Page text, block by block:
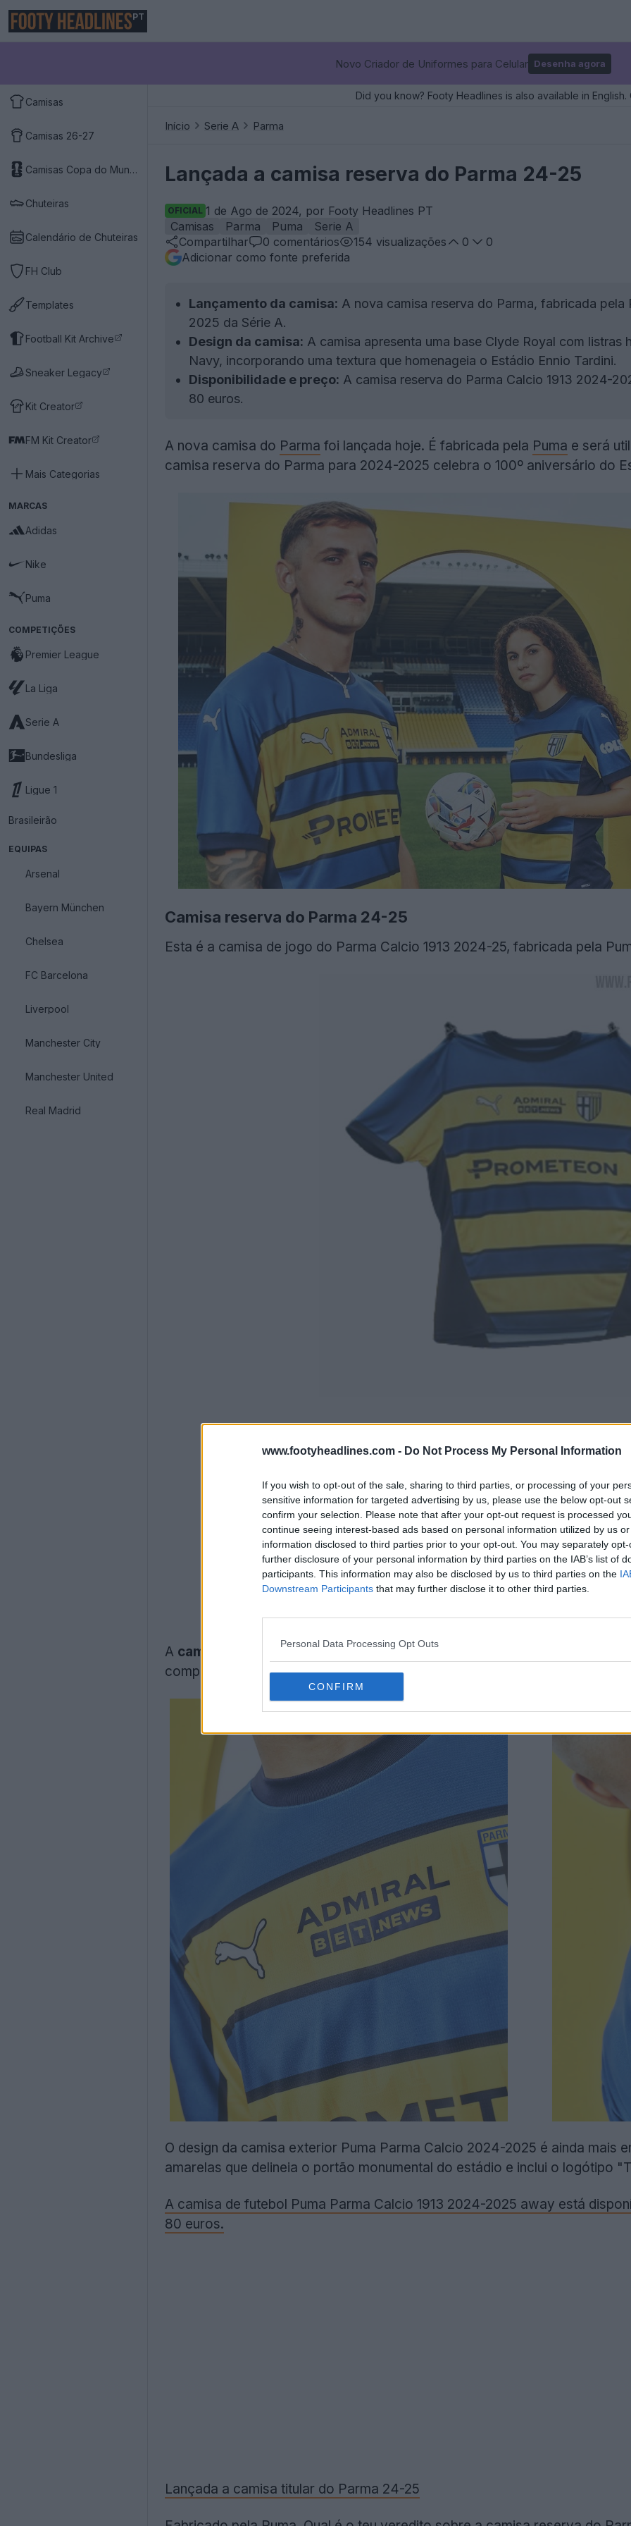
www.footyheadlines.com - Do Not Process My Personal Information
If you wish to opt-out of the sale, sharing to third parties, or processing of your
sensitive information for targeted advertising by us, please use the below opt-out
confirm your selection. Please note that after your opt-out request is processed
continue seeing interest-based ads based on personal information utilized by us
information disclosed to third parties prior to your opt-out. You may separately
further disclosure of your personal information by third parties on the IAB’s list of
participants. This information may also be disclosed by us to third parties on the
Downstream Participants that may further disclose it to other third parties.
Personal Data Processing Opt Outs
CONFIRM
PT
Novo Criador de Uniformes para Celular Desenha agora
Camisas
Camisas 26-27
Camisas Copa do Mundo 2026
Chuteiras
Calendário de Chuteiras
FH Club
Templates
Football Kit Archive
Sneaker Legacy
Kit Creator
FM Kit Creator
Mais Categorias
MARCAS
Adidas
Nike
Puma
COMPETIÇÕES
Premier League
La Liga
Serie A
Bundesliga
Ligue 1
Brasileirão
EQUIPAS
Arsenal
Bayern München
Chelsea
FC Barcelona
Liverpool
Manchester City
Manchester United
Real Madrid
Did you know? Footy Headlines is also available in
Início Serie A Parma
Lançada a camisa reserva do Parma 24-25
OFICIAL 1 de Ago de 2024, por Footy Headlines PT
Camisas
Parma Puma
Serie A
Compartilhar
0 comentários 154 visualizações 0
0
Adicionar como fonte preferida
Lançamento da camisa: A nova camisa reserva do Parma, fabricada
2025 da Série A.
Design da camisa: A camisa apresenta uma base Clyde Royal com listras
Navy, incorporando uma textura que homenageia o Estádio Ennio Tardini.
Disponibilidade e preço: A camisa reserva do Parma Calcio 1913 2024-
80 euros.
A nova camisa do Parma foi lançada hoje. É fabricada pela Puma e será
camisa reserva do Parma para 2024-2025 celebra o 100º aniversário do
Camisa reserva do Parma 24-25
Esta é a camisa de jogo do Parma Calcio 1913 2024-25, fabricada pela
A camisola exterior Puma Parma 24-25foi concebida com uma base
complementadas por detalhes Puma Navy.
O design da camisa exterior Puma Parma Calcio 2024-2025 é ainda mais
amarelas que delineia o portão monumental do estádio e inclui o logótipo
A camisa de futebol Puma Parma Calcio 1913 2024-2025 away está
80 euros.
Lançada a camisa titular do Parma 24-25